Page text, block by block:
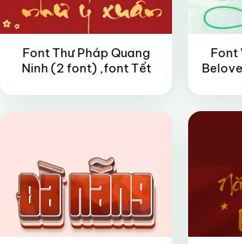
Font Thư Pháp Quang
Ninh (2 font) ,font Tết
Font
FREE